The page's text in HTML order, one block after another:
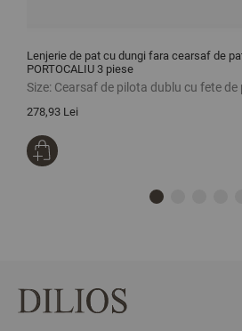
Lenjerie de pat cu dungi fara cearsaf de
PORTOCALIU 3 piese
Size: Cearsaf de pilota dublu cu fete de
278,93 Lei